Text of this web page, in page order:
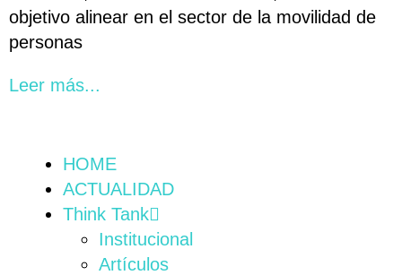
objetivo alinear en el sector de la movilidad de
personas
Leer más...
HOME
ACTUALIDAD
Think Tank
Institucional
Artículos